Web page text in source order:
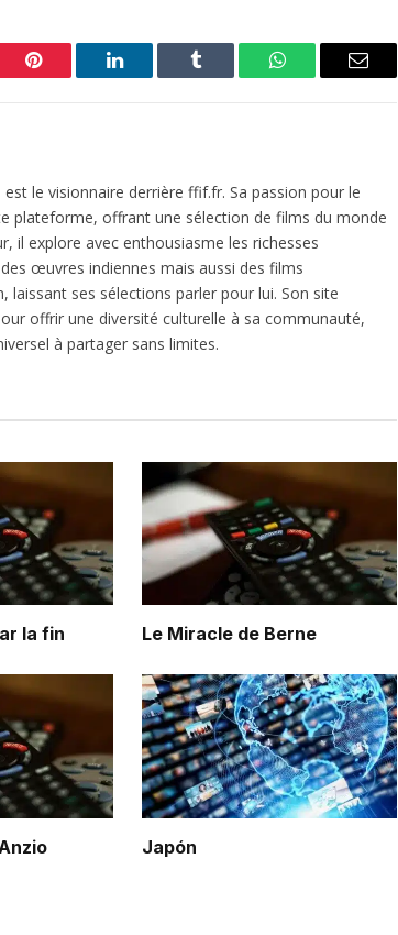
Pinterest LinkedIn Tumblr WhatsAppEmail
le visionnaire derrière ffif.fr. Sa passion pour le
plateforme, offrant une sélection de films du monde
il explore avec enthousiasme les richesses
œuvres indiennes mais aussi des films
laissant ses sélections parler pour lui. Son site
offrir une diversité culturelle à sa communauté,
à partager sans limites.
la fin Le Miracle de Berne
Japón